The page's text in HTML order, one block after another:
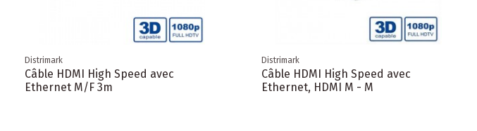
Distrimark
Câble HDMI High Speed avec
Ethernet M/F 3m
Distrimark
Câble HDMI High Speed avec
Ethernet, HDMI M - M